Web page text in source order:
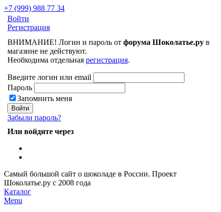
+7 (999) 988 77 34
Войти
Регистрация
ВНИМАНИЕ! Логин и пароль от форума Шоколатье.ру в
магазине не действуют.
Необходима отдельная регистрация.
Введите логин или email
Пароль
Запомнить меня
Забыли пароль?
Или войдите через
Самый большой сайт о шоколаде в России. Проект
Шоколатье.ру с 2008 года
Каталог
Menu